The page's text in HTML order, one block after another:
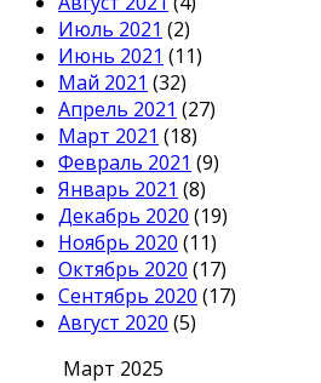
Июль 2021 (2)
Июнь 2021 (11)
Май 2021 (32)
Апрель 2021 (27)
Март 2021 (18)
Февраль 2021 (9)
Январь 2021 (8)
Декабрь 2020 (19)
Ноябрь 2020 (11)
Октябрь 2020 (17)
Сентябрь 2020 (17)
Август 2020 (5)
Март 2025